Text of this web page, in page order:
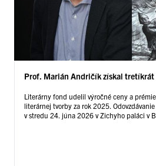
Prof. Marián Andričík získal tretíkrát
Literárny fond udelil výročné ceny a
literárnej tvorby za rok 2025.
v stredu 24. júna 2026 v Zichyho paláci v